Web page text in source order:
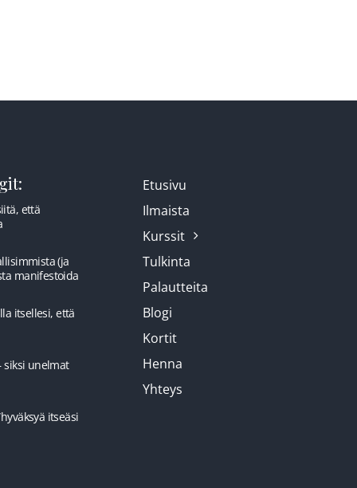
että
(ja
manifestoida
itsellesi, että
siksi unelmat
itseäsi
Etusivu
Ilmaista
Kurssit
Tulkinta
Palautteita
Blogi
Kortit
Henna
Yhteys